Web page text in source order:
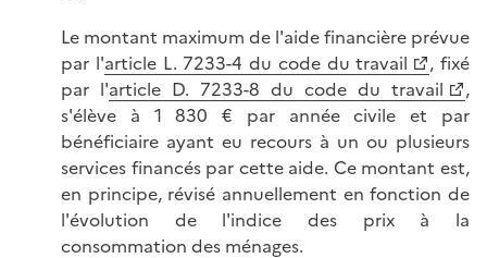
Le montant maximum de l'aide financière prévue
par l'article L. 7233-4 du code du travail
, fixé
par l'article D. 7233-8 du code du travail
,
s'élève à 1 830 € par année civile et par
bénéficiaire ayant eu recours à un ou plusieurs
services financés par cette aide. Ce montant est,
en principe, révisé annuellement en fonction de
l'évolution de l'indice des prix à la
consommation des ménages.